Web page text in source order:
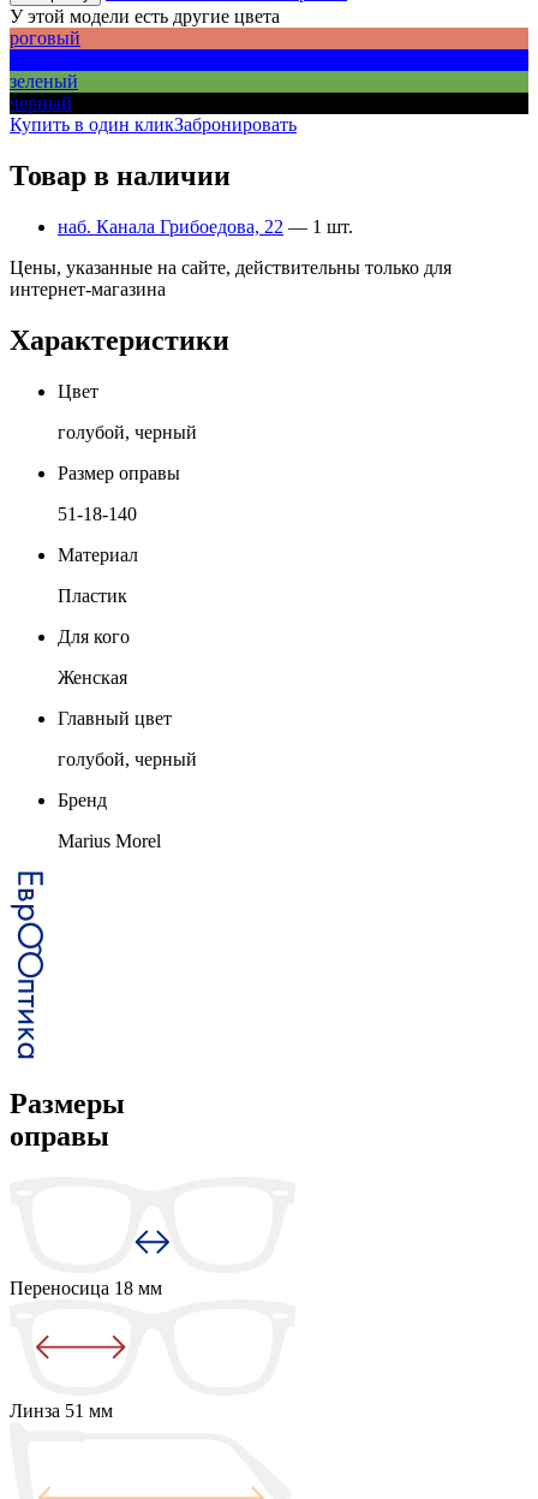
У этой модели есть другие цвета
роговый
зеленый
черный
Купить в один кликЗабронировать
Товар в наличии
наб. Канала Грибоедова, 22 — 1 шт.
Цены, указанные на сайте, действительны только для
интернет-магазина
Характеристики
Цвет
голубой, черный
Размер оправы
51-18-140
Материал
Пластик
Для кого
Женская
Главный цвет
голубой, черный
Бренд
Marius Morel
Размеры
оправы
Переносица 18 мм
Линза 51 мм